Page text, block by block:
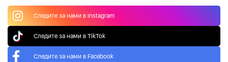
Следите за нами в Instagram
Следите за нами в TikTok
Следите за нами в Facebook